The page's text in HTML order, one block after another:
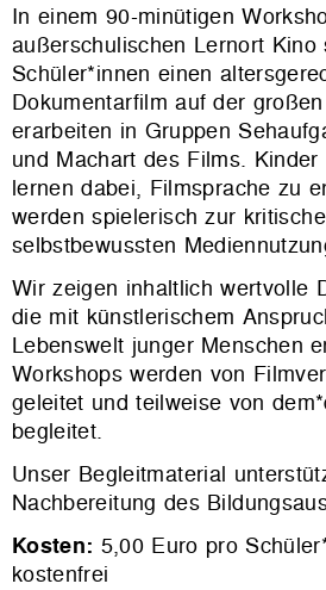
In einem 90-minütigen
außerschulischen Lernort Kino
Schüler*innen einen
Dokumentarfilm auf der
erarbeiten in Gruppen
und Machart des Films.
lernen dabei, Filmsprache zu
werden spielerisch zur
selbstbewussten
Wir zeigen inhaltlich wertvolle
die mit künstlerischem
Lebenswelt junger Menschen
Workshops werden von
geleitet und teilweise von
begleitet.
Unser Begleitmaterial
Nachbereitung des
Kosten: 5,00 Euro pro
kostenfrei